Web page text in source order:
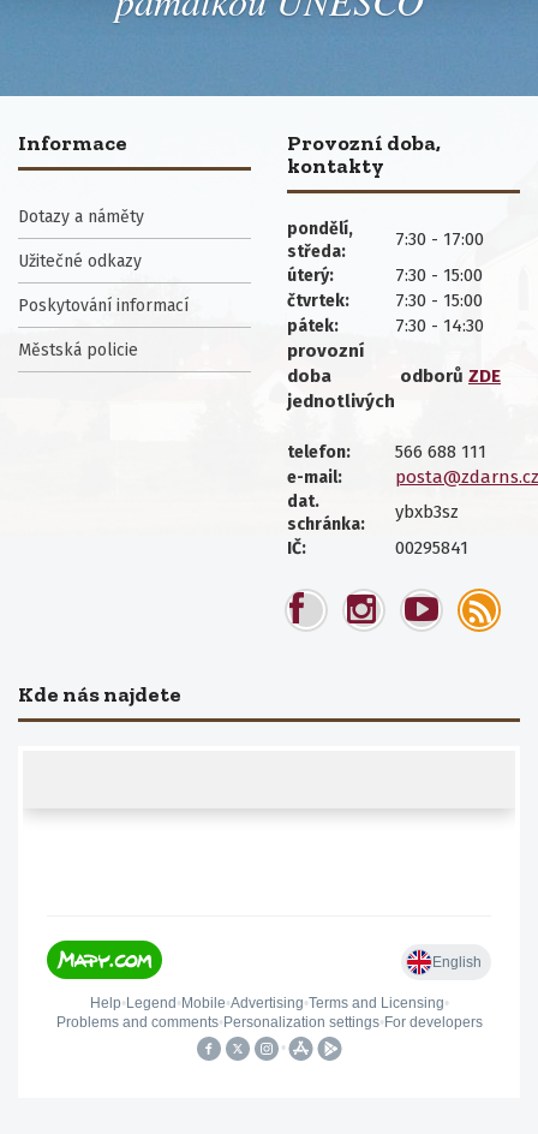
Informace
Dotazy a náměty
Užitečné odkazy
Poskytování informací
Městská policie
Provozní doba,
kontakty
pondělí,
středa:
7:30 - 17:00
úterý: 7:30 - 15:00
čtvrtek: 7:30 - 15:00
pátek:
7:30 - 14:30
provozní
doba
jednotlivých
odborů ZDE
telefon: 566 688 111
e-mail: posta@zdarns.cz
dat.
schránka:
ybxb3sz
IČ: 00295841
Kde nás najdete